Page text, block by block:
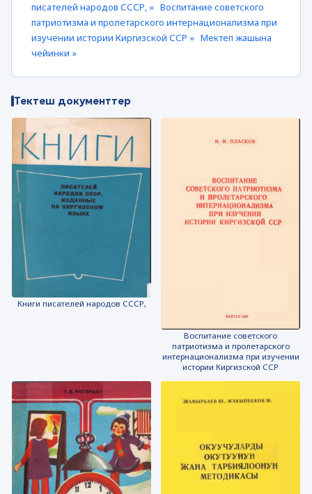
писателей народов СССР, » Воспитание советского
патриотизма и пролетарского интернационализма при
изучении истории Киргизской ССР » Мектеп жашына
чейинки »
Тектеш документтер
Книги писателей народов СССР,
Воспитание советского
патриотизма и пролетарского
интернационализма при изучении
истории Киргизской ССР